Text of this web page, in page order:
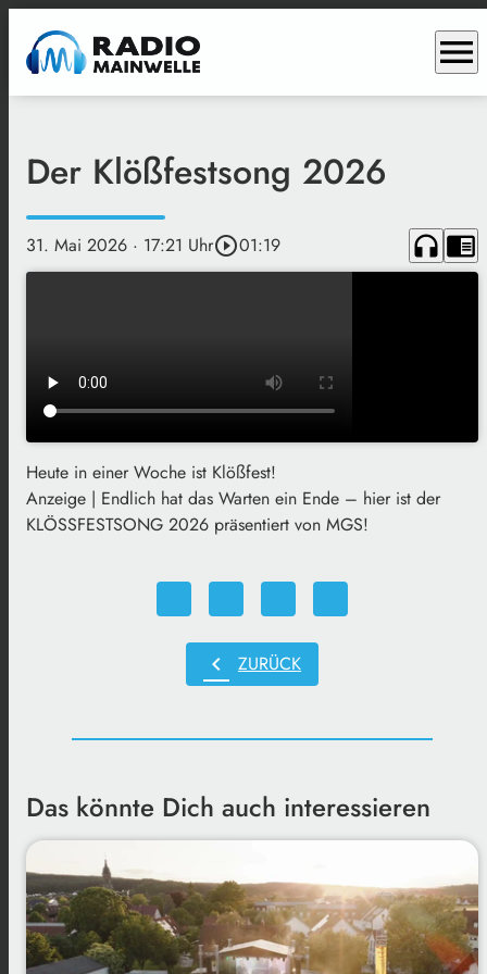
menu
Der Klößfestsong 2026
31. Mai 2026 · 17:21 Uhrplay_circle_outline01:19 headphones chrome_reader_mode
Heute in einer Woche ist Klößfest!
Anzeige | Endlich hat das Warten ein Ende – hier ist der
KLÖSSFESTSONG 2026 präsentiert von MGS!
chevron_left ZURÜCK
Das könnte Dich auch interessieren